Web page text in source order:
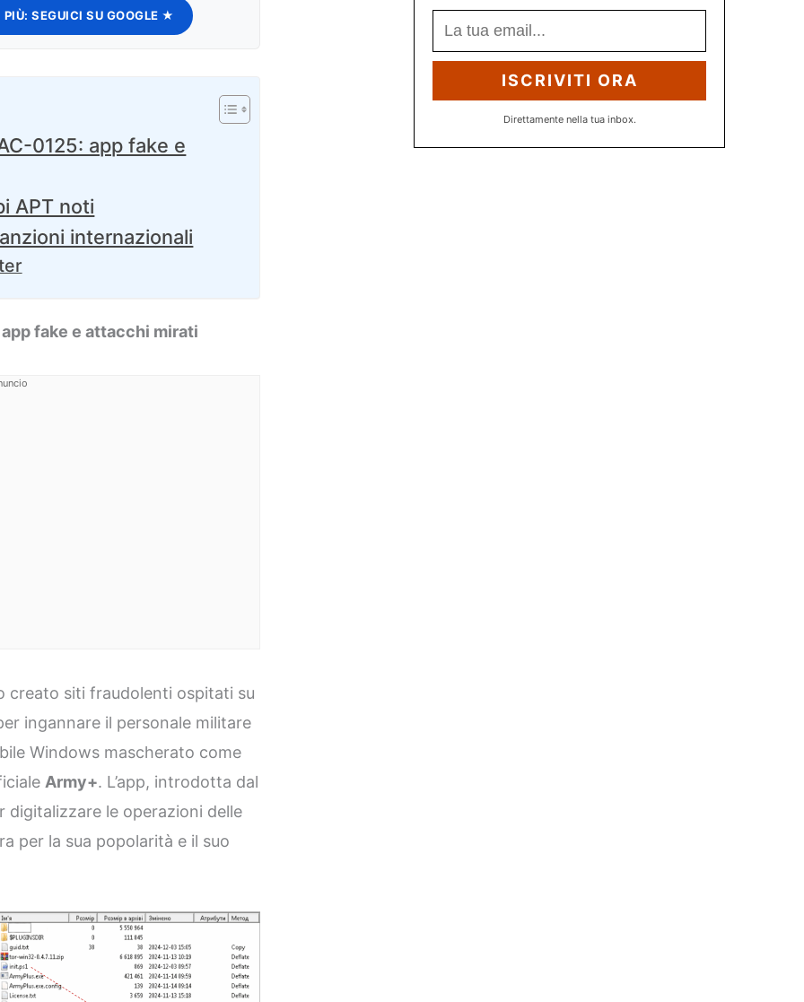
PIÙ: SEGUICI SU GOOGLE ★
0125: app fake e
APT noti
internazionali
fake e attacchi mirati
creato siti fraudolenti ospitati su
ingannare il personale militare
Windows mascherato come
Army+. L’app, introdotta dal
digitalizzare le operazioni delle
per la sua popolarità e il suo
ISCRIVITI ORA
Direttamente nella tua inbox.